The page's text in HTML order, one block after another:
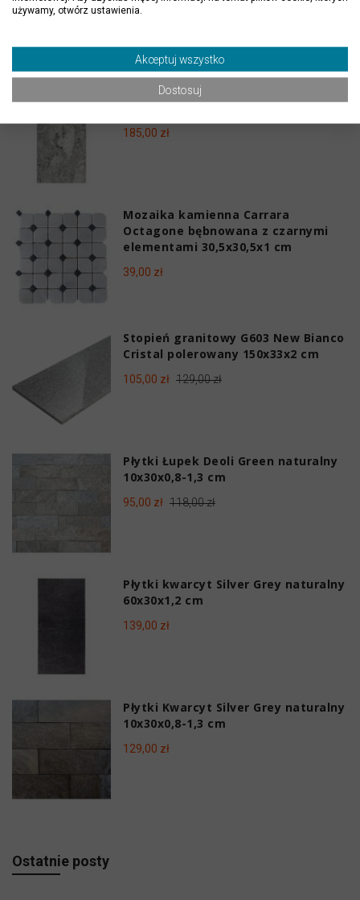
Następna
Płytki Granit Royal Juparana
185,00 zł
Mozaika kamienna Carrara
Octagone bębnowana z czarnymi
elementami 30,5x30,5x1 cm
39,00 zł
Stopień granitowy G603 New Bianco
Cristal polerowany 150x33x2 cm
105,00 zł 129,00 zł
Płytki Łupek Deoli Green naturalny
10x30x0,8-1,3 cm
95,00 zł 118,00 zł
Płytki kwarcyt Silver Grey naturalny
60x30x1,2 cm
139,00 zł
Płytki Kwarcyt Silver Grey naturalny
10x30x0,8-1,3 cm
129,00 zł
Ostatnie posty
używamy, otwórz ustawienia.
Akceptuj wszystko
Dostosuj